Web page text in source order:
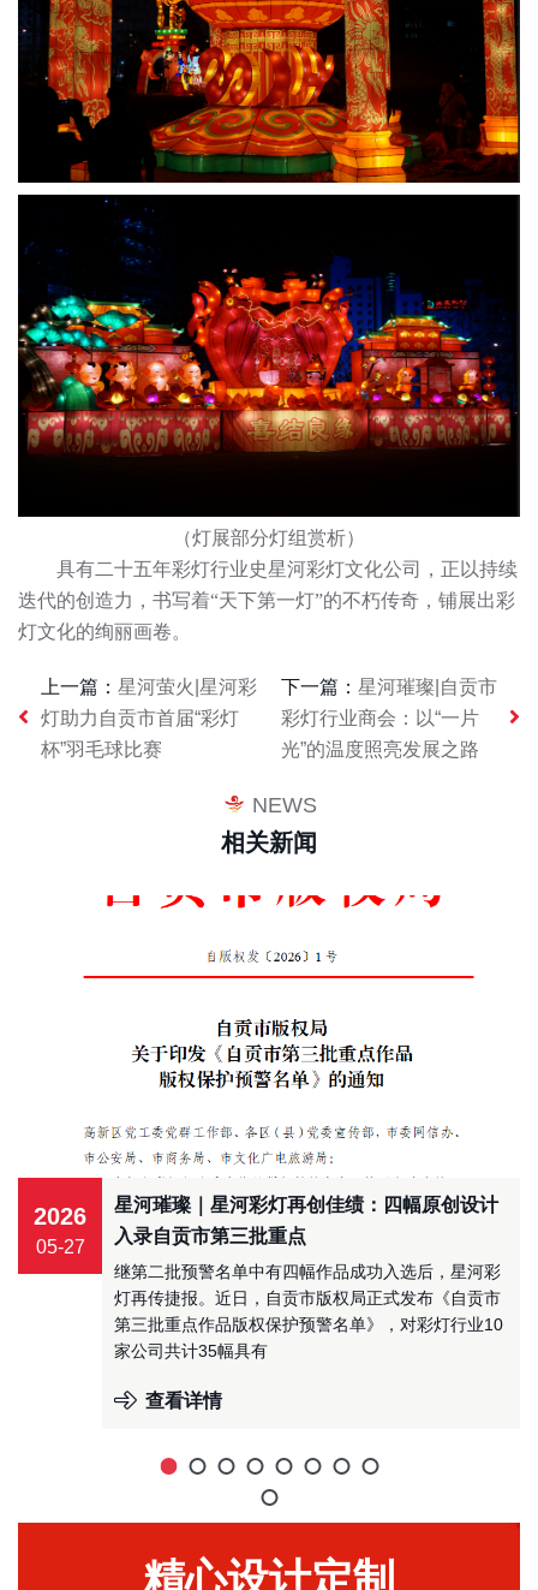
（灯展部分灯组赏析）
具有二十五年彩灯行业史星河彩灯文化公司，正以持续
迭代的创造力，书写着“天下第一灯”的不朽传奇，铺展出彩
灯文化的绚丽画卷。
上一篇： 星河萤火|星河彩
灯助力自贡市首届“彩灯
杯”羽毛球比赛
下一篇： 星河璀璨|自贡市
彩灯行业商会：以“一片
光”的温度照亮发展之路
NEWS
相关新闻
2026
05-27
星河璀璨｜星河彩灯再创佳绩：四幅原创设计
入录自贡市第三批重点
继第二批预警名单中有四幅作品成功入选后，星河彩
灯再传捷报。近日，自贡市版权局正式发布《自贡市
第三批重点作品版权保护预警名单》，对彩灯行业10
家公司共计35幅具有
查看详情
精心设计定制